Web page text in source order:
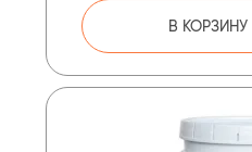
В КОРЗИНУ